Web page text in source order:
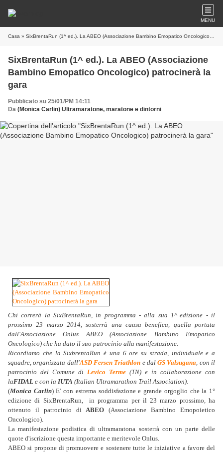
MENU
Casa » SixBrentaRun (1^ ed.). La ABEO (Associazione Bambino Emopatico Oncologico) patrocinerà la gara
SixBrentaRun (1^ ed.). La ABEO (Associazione
Bambino Emopatico Oncologico) patrocinerà la
gara
Pubblicato su 25/01/PM 14:11
Da (Monica Carlin) Ultramaratone, maratone e dintorni
Chi correrà la SixBrentaRun, in programma - alla sua 1^ edizione - il
prossimo 23 marzo 2014, sosterrà una causa benefica, quella portata
dall'Associazione Onlus ABEO (Associazione Bambino Emopatico
Oncologico) che ha dato il suo patrocinio alla manifestazione.
Ricordiamo che la SixbrentaRun è una 6 ore su strada, individuale e a
squadre, organizzata dall'ASD Fersen Triathlon e dalGS Valsugana, con il
patrocinio del Comune di Levico Terme (TN) e in collaborazione con
laFIDAL e con la IUTA (Italian Ultramarathon Trail Association).
(Monica Carlin) E' con estrema soddisfazione e grande orgoglio che la 1°
edizione di SixBrentaRun, in programma per il 23 marzo prossimo, ha
ottenuto il patrocinio diABEO (Associazione Bambino Emopoietico
Oncologico).
La manifestazione podistica di ultramaratona sosterrà con un parte delle
quote d'iscrizione questa importante e meritevole Onlus.
ABEO si propone di promuovere e sostenere tutte le iniziative a favore del